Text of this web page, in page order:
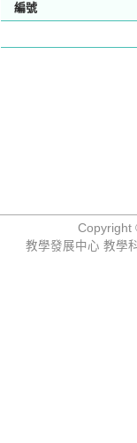
編號
Copyright
教學發展中心 教學